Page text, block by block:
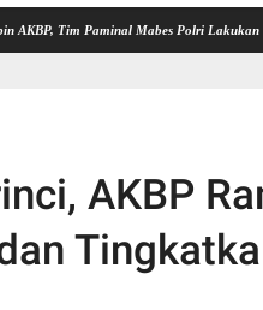
Mabes Polri Lakukan Pendalaman
AKBP